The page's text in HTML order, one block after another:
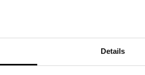
Details
Sie im Maßbild